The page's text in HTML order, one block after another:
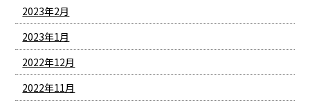
2023年2月
2023年1月
2022年12月
2022年11月